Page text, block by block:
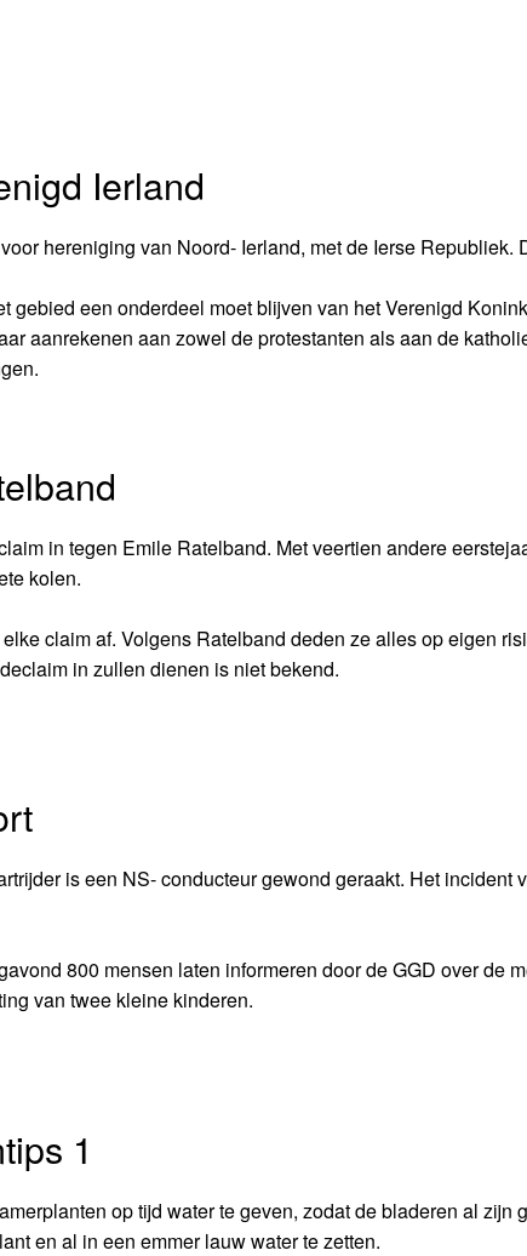
Ierland
hereniging van Noord- Ierland, met de Ierse Republiek.
gebied een onderdeel moet blijven van het Verenigd
aanrekenen aan zowel de protestanten als aan de
in tegen Emile Ratelband. Met veertien andere
kolen.
claim af. Volgens Ratelband deden ze alles op eigen
in zullen dienen is niet bekend.
is een NS- conducteur gewond geraakt. Het incident
800 mensen laten informeren door de GGD over de
van twee kleine kinderen.
1
op tijd water te geven, zodat de bladeren al zijn
en al in een emmer lauw water te zetten.